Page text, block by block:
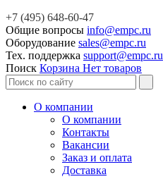
+7 (495) 648-60-47
Общие вопросы info@empc.ru
Оборудование sales@empc.ru
Тех. поддержка support@empc.ru
Поиск Корзина Нет товаров
О компании
О компании
Контакты
Вакансии
Заказ и оплата
Доставка